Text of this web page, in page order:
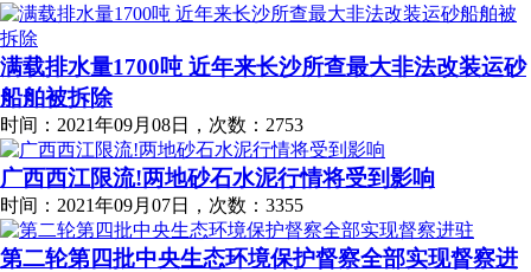
满载排水量1700吨 近年来长沙所查最大非法改装运砂
船舶被拆除
时间：2021年09月08日，次数：2753
广西西江限流!两地砂石水泥行情将受到影响
时间：2021年09月07日，次数：3355
第二轮第四批中央生态环境保护督察全部实现督察进